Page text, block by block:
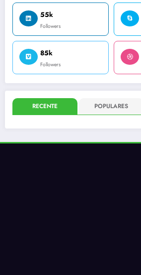
55k
Followers
85k
Followers
RECENTE POPULARES